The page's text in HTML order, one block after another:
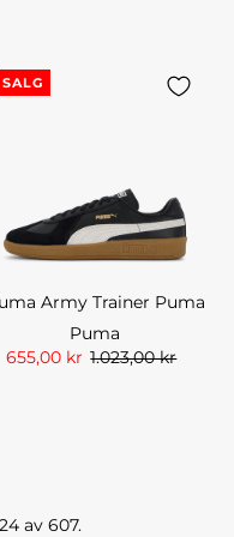
SALG
Army Trainer Puma
Puma
655,00 kr 1.023,00 kr
av 607.